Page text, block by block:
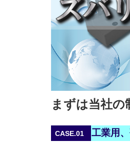
まずは当社の
CASE.01 工業用